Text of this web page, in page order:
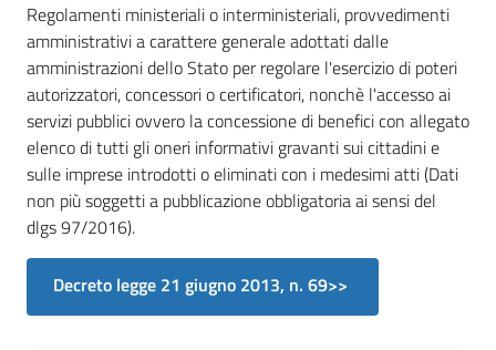
Amministrazione
Trasparente
Menu selezionato
Tutti
gli
Regolamenti ministeriali o interministeriali, provvedimenti
amministrativi a carattere generale adottati dalle
amministrazioni dello Stato per regolare l'esercizio di poteri
autorizzatori, concessori o certificatori, nonchè l'accesso ai
servizi pubblici ovvero la concessione di benefici con allegato
elenco di tutti gli oneri informativi gravanti sui cittadini e
sulle imprese introdotti o eliminati con i medesimi atti (Dati
non più soggetti a pubblicazione obbligatoria ai sensi del
dlgs 97/2016).
Decreto legge 21 giugno 2013, n. 69>>